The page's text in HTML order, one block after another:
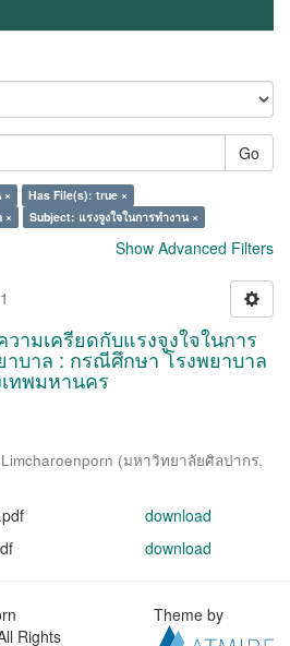
Go
×
Has File(s): true ×
×
Subject: แรงจูงใจในการทำงาน ×
Show Advanced Filters
ามเครียดกับแรงจูงใจในการ
บาล : กรณีศึกษา โรงพยาบาล
ทพมหานคร
(มหาวิทยาลัยศิลปากร,
download
download
Rights
Theme by